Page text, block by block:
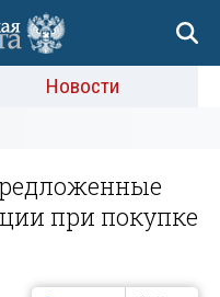
Новости
при покупке